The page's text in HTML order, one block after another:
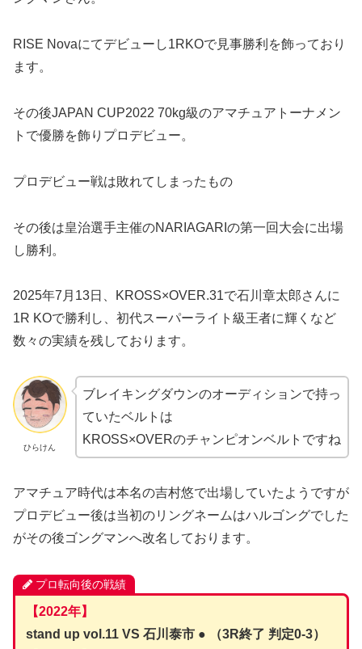
RISE Novaにてデビューし1RKOで見事勝利を飾っており
ます。
その後JAPAN CUP2022 70kg級のアマチュアトーナメン
トで優勝を飾りプロデビュー。
プロデビュー戦は敗れてしまったもの
その後は皇治選手主催のNARIAGARIの第一回大会に出場
し勝利。
2025年7月13日、KROSS×OVER.31で石川章太郎さんに
1R KOで勝利し、初代スーパーライト級王者に輝くなど
数々の実績を残しております。
ひらけん
ブレイキングダウンのオーディションで持っ
ていたベルトは
KROSS×OVERのチャンピオンベルトですね
アマチュア時代は本名の吉村悠で出場していたようですが
プロデビュー後は当初のリングネームはハルゴングでした
がその後ゴングマンへ改名しております。
プロ転向後の戦績
【2022年】
stand up vol.11 VS 石川泰市 ● （3R終了 判定0-3）